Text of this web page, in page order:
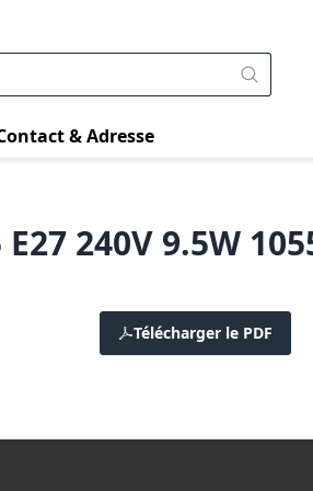
& Adresse
240V 9.5W
Télécharger le PDF